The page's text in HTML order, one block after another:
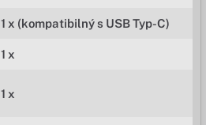
1 x (kompatibilný s USB Typ-C)
1 x
1 x